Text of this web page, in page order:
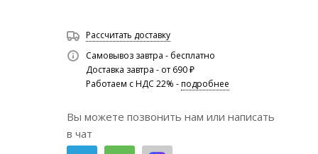
Рассчитать доставку
Самовывоз завтра - бесплатно
Доставка завтра - от 690 ₽
Работаем с НДС 22% -подробнее
Вы можете позвонить нам или написать
в чат